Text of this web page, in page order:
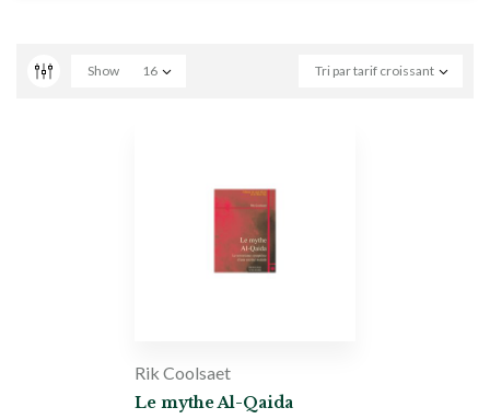
Tri par tarif croissant
Show 16
Rik Coolsaet
Le mythe Al-Qaida